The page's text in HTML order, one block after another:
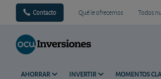
Contacto Qué le ofrecemos Todos
AHORRAR INVERTIR MOMENTOS